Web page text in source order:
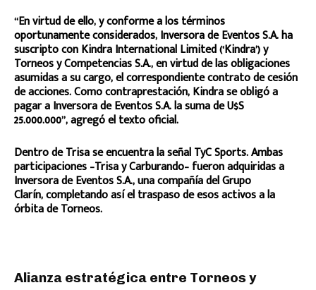
“En virtud de ello, y conforme a los términos
oportunamente considerados, Inversora de Eventos S.A. ha
suscripto con Kindra International Limited (‘Kindra’) y
Torneos y Competencias S.A., en virtud de las obligaciones
asumidas a su cargo, el correspondiente contrato de cesión
de acciones. Como contraprestación, Kindra se obligó a
pagar a Inversora de Eventos S.A. la suma de U$S
25.000.000”, agregó el texto oficial.
Dentro de Trisa se encuentra la señal TyC Sports. Ambas
participaciones –Trisa y Carburando– fueron adquiridas a
Inversora de Eventos S.A., una compañía del Grupo
Clarín, completando así el traspaso de esos activos a la
órbita de Torneos.
Alianza estratégica entre Torneos y